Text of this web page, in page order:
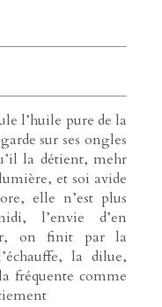
l’huile pure de la
sur ses ongles
la détient, mehr
et soi avide
elle n’est plus
l’envie d’en
on finit par la
la dilue,
fréquente comme